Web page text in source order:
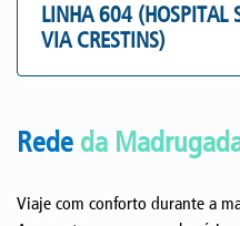
LINHA 604 (HOSPITAL
VIA CRESTINS)
Rede da
Viaje com conforto durante a